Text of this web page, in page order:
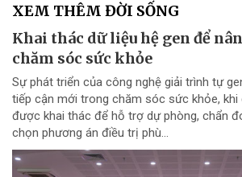
XEM THÊM ĐỜI SỐNG
Khai thác dữ liệu hệ gen để
chăm sóc sức khỏe
Sự phát triển của công nghệ giải trình tự
tiếp cận mới trong chăm sóc sức khỏe, khi
được khai thác để hỗ trợ dự phòng, chẩn
chọn phương án điều trị phù...